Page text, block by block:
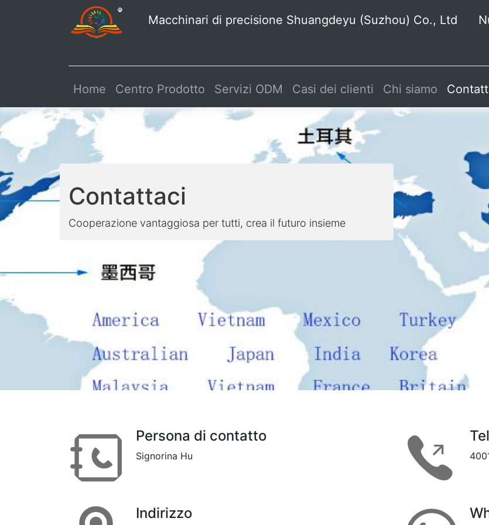
Macchinari di precisione Shuangdeyu (Suzhou) Co., Ltd
Home Centro Prodotto Servizi ODM Casi dei clienti Chi siamo
Contattaci
Cooperazione vantaggiosa per tutti, crea il futuro insieme
Persona di contatto
Signorina Hu
Indirizzo